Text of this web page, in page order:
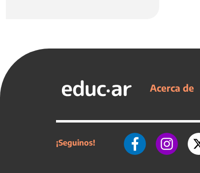
Acerca de
¡Seguinos!